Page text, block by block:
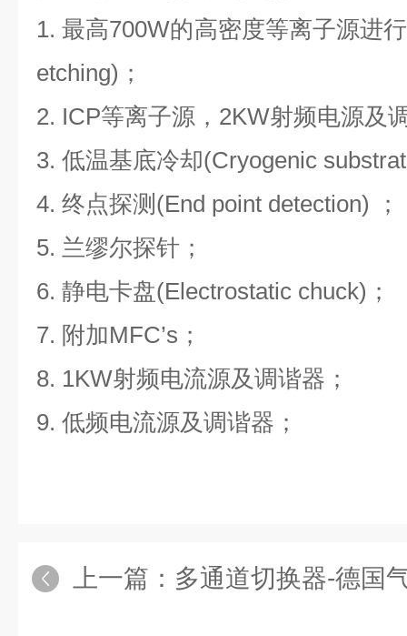
1. 最高700W的高密度等离子源进
etching)；
2. ICP等离子源，2KW射频电源及
3. 低温基底冷却(Cryogenic
4. 终点探测(End point detection) ；
5. 兰缪尔探针；
6. 静电卡盘(Electrostatic chuck)；
7. 附加MFC’s；
8. 1KW射频电流源及调谐器；
9. 低频电流源及调谐器；
上一篇： 多通道切换器-德国